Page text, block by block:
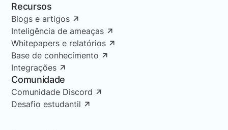
Recursos
Blogs e artigos
Inteligência de ameaças
Whitepapers e relatórios
Base de conhecimento
Integrações
Comunidade
Comunidade Discord
Desafio estudantil